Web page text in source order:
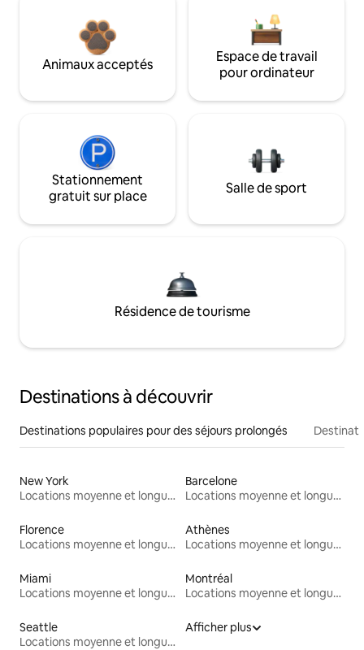
Animaux acceptés
Espace de travail
pour ordinateur
Stationnement
gratuit sur place
Salle de sport
Résidence de tourisme
Destinations à découvrir
Destinations populaires pour des séjours prolongés
New York
Locations moyenne et longue durée
Barcelone
Locations moyenne et longue durée
Florence
Locations moyenne et longue durée
Athènes
Locations moyenne et longue durée
Miami
Locations moyenne et longue durée
Montréal
Locations moyenne et longue durée
Seattle
Locations moyenne et longue durée
Afficher plus